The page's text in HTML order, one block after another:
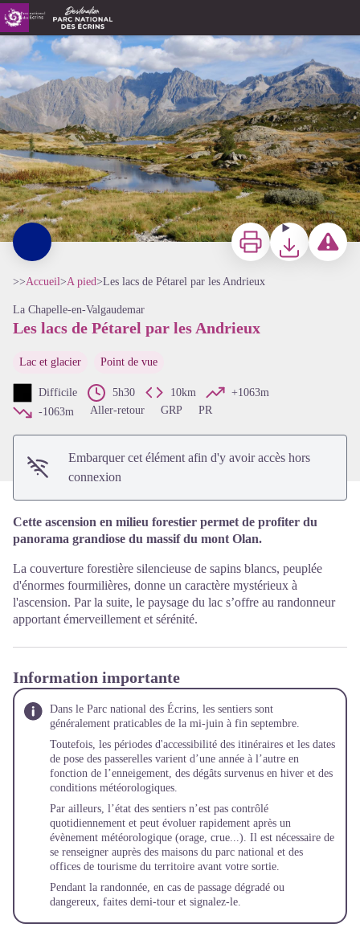
Les lacs de Pétarel par les Andrieux
ImprimerTéléchargerSignaler
>>Accueil>A pied>Les lacs de Pétarel par les Andrieux
La Chapelle-en-Valgaudemar
Les lacs de Pétarel par les Andrieux
Lac et glacier Point de vue
Difficile 5h30 10km
+1063m
-1063m
Aller-retour GRP PR
Embarquer cet élément afin d'y avoir accès hors
connexion
Cette ascension en milieu forestier permet de profiter du
panorama grandiose du massif du mont Olan.
La couverture forestière silencieuse de sapins blancs, peuplée
d'énormes fourmilières, donne un caractère mystérieux à
l'ascension. Par la suite, le paysage du lac s’offre au randonneur
apportant émerveillement et sérénité.
Information importante
Dans le Parc national des Écrins, les sentiers sont
généralement praticables de la mi-juin à fin septembre.
Toutefois, les périodes d'accessibilité des itinéraires et les dates
de pose des passerelles varient d’une année à l’autre en
fonction de l’enneigement, des dégâts survenus en hiver et des
conditions météorologiques.
Par ailleurs, l’état des sentiers n’est pas contrôlé
quotidiennement et peut évoluer rapidement après un
évènement météorologique (orage, crue...). Il est nécessaire de
se renseigner auprès des maisons du parc national et des
offices de tourisme du territoire avant votre sortie.
Pendant la randonnée, en cas de passage dégradé ou
dangereux, faites demi-tour et signalez-le